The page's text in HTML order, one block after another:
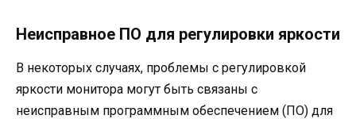
Неисправное ПО для регулировки яркости
В некоторых случаях, проблемы с регулировкой
яркости монитора могут быть связаны с
неисправным программным обеспечением (ПО) для